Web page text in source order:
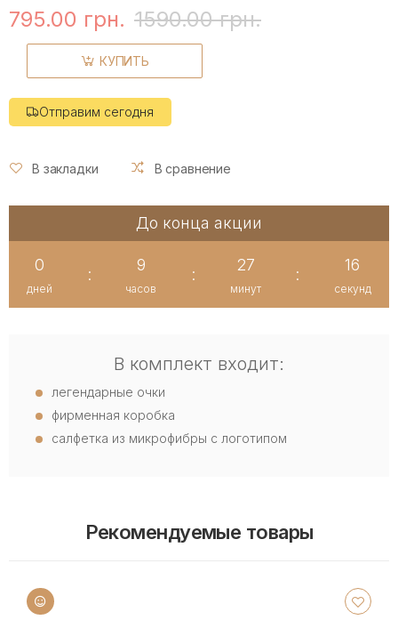
795.00 грн. 1590.00 грн.
КУПИТЬ
Отправим сегодня
В закладки В сравнение
До конца акции
0
дней
:
9
часов
:
27
минут
:
16
секунд
В комплект входит:
легендарные очки
фирменная коробка
салфетка из микрофибры с логотипом
Рекомендуемые товары